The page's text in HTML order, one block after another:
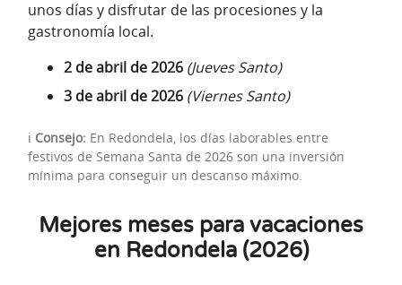
unos días y disfrutar de las procesiones y la
gastronomía local.
2 de abril de 2026 (Jueves Santo)
3 de abril de 2026 (Viernes Santo)
ℹ️ Consejo: En Redondela, los días laborables entre
festivos de Semana Santa de 2026 son una inversión
mínima para conseguir un descanso máximo.
Mejores meses para vacaciones
en Redondela (2026)